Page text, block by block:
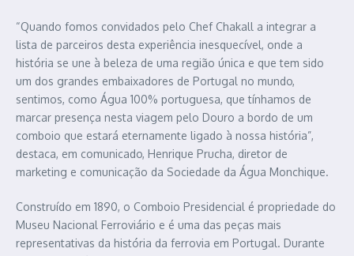
“Quando fomos convidados pelo Chef Chakall a integrar a
lista de parceiros desta experiência inesquecível, onde a
história se une à beleza de uma região única e que tem sido
um dos grandes embaixadores de Portugal no mundo,
sentimos, como Água 100% portuguesa, que tínhamos de
marcar presença nesta viagem pelo Douro a bordo de um
comboio que estará eternamente ligado à nossa história”,
destaca, em comunicado, Henrique Prucha, diretor de
marketing e comunicação da Sociedade da Água Monchique.
Construído em 1890, o Comboio Presidencial é propriedade do
Museu Nacional Ferroviário e é uma das peças mais
representativas da história da ferrovia em Portugal. Durante